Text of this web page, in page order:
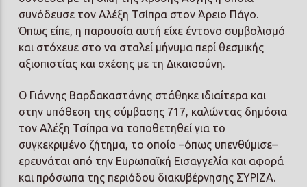
συνόδευσε τον Αλέξη Τσίπρα στον Άρειο Πάγο.
Όπως είπε, η παρουσία αυτή είχε έντονο συμβολισμό
και στόχευε στο να σταλεί μήνυμα περί θεσμικής
αξιοπιστίας και σχέσης με τη Δικαιοσύνη.
Ο Γιάννης Βαρδακαστάνης στάθηκε ιδιαίτερα και
στην υπόθεση της σύμβασης 717, καλώντας δημόσια
τον Αλέξη Τσίπρα να τοποθετηθεί για το
συγκεκριμένο ζήτημα, το οποίο –όπως υπενθύμισε–
ερευνάται από την Ευρωπαϊκή Εισαγγελία και αφορά
και πρόσωπα της περιόδου διακυβέρνησης ΣΥΡΙΖΑ.